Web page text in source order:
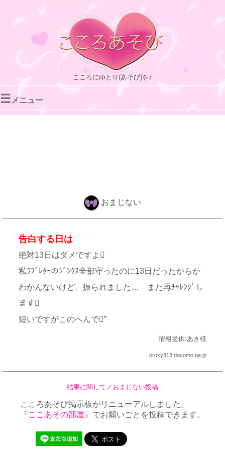
こころにゆとり(あそび)を♪
☰ メニュー
おまじない
告白する日は
絶対13日はダメですよ
私ﾗﾌﾞﾚﾀｰのｼﾞﾝｸｽ全部守ったのに13日だったからか
わかんないけど、振られました… また再ﾁｬﾚﾝｼﾞし
ます
短いですがこのへんで”
情報提供:あき様
proxy313.docomo.ne.jp
結果に関して ／ おまじない投稿
こころあそび掲示板がリニューアルしました。
『ここあその部屋』 でお願いごとを投稿できます。